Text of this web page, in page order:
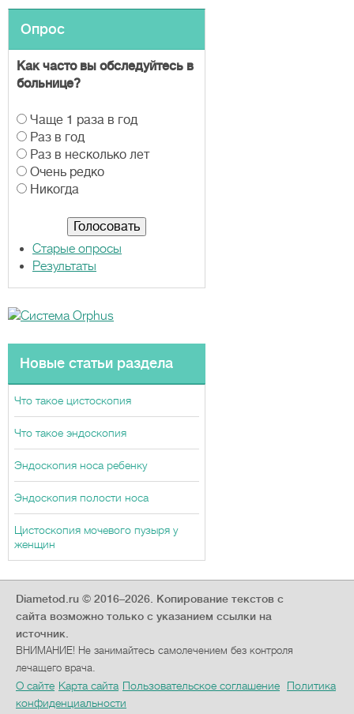
Опрос
Как часто вы обследуйтесь в
больнице?
В
а
р
и
а
Чаще 1 раза в год
Раз в год
Раз в несколько лет
Очень редко
Никогда
Старые опросы
Результаты
Новые статьи раздела
Что такое цистоскопия
Что такое эндоскопия
Эндоскопия носа ребенку
Эндоскопия полости носа
Цистоскопия мочевого пузыря у
женщин
Diametod.ru © 2016–2026. Копирование текстов с
сайта возможно только с указанием ссылки на
источник.
ВНИМАНИЕ! Не занимайтесь самолечением без контроля
лечащего врача.
О сайте Карта сайта Пользовательское соглашение
Политика
конфиденциальности